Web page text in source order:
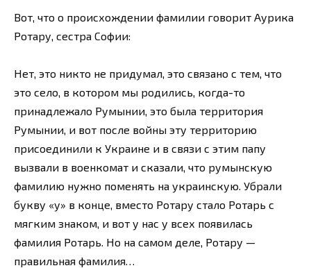
Вот, что о происхождении фамилии говорит Аурика
Ротару, сестра Софии:
Нет, это никто не придумал, это связано с тем, что
это село, в котором мы родились, когда-то
принадлежало Румынии, это была территория
Румынии, и вот после войны эту территорию
присоединили к Украине и в связи с этим папу
вызвали в военкомат и сказали, что румынскую
фамилию нужно поменять на украинскую. Убрали
букву «у» в конце, вместо Ротару стало Ротарь с
мягким знаком, и вот у нас у всех появилась
фамилия Ротарь. Но на самом деле, Ротару —
правильная фамилия…